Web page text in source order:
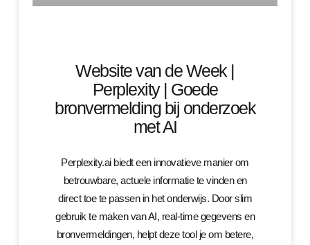
Website van de Week |
Perplexity | Goede
bronvermelding bij onderzoek
met AI
Perplexity.ai biedt een innovatieve manier om
betrouwbare, actuele informatie te vinden en
direct toe te passen in het onderwijs. Door slim
gebruik te maken van AI, real-time gegevens en
bronvermeldingen, helpt deze tool je om betere,